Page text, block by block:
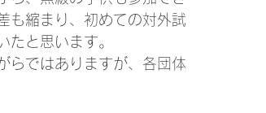
も縮まり、初めての対外試
たと思います。
らではありますが、各団体